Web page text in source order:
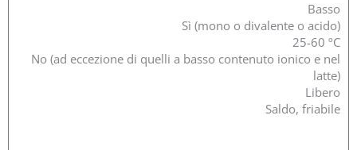
Basso
Sì (mono o divalente o acido)
25-60 ºC
No (ad eccezione di quelli a basso contenuto ionico e nel
latte)
Libero
Saldo, friabile